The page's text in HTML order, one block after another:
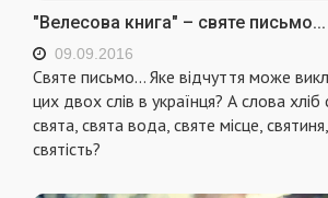
"Велесова книга" – святе письмо...
09.09.2016
Святе письмо... Яке відчуття може
цих двох слів в українця? А слова хліб
свята, свята вода, святе місце,
святість?